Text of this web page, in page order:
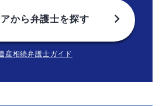
から弁護士を探す chevron_right
産相続弁護士ガイド